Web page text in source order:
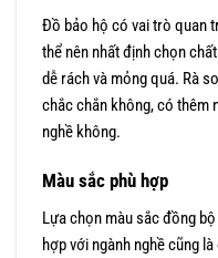
Đồ bảo hộ có vai trò quan
thể nên nhất định chọn
dễ rách và mỏng quá. Rà
chắc chắn không, có thêm
nghề không.
Màu sắc phù hợp
Lựa chọn màu sắc đồng
hợp với ngành nghề cũng